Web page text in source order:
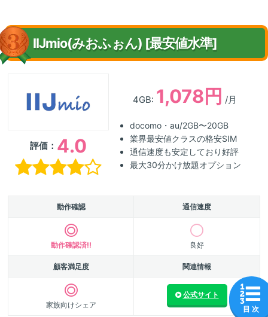
IIJmio(みおふぉん) [最安値水準]
評価： 4.0
4GB: 1,078円 /月
docomo・au/2GB〜20GB
業界最安値クラスの格安SIM
通信速度も安定しており好評
最大30分かけ放題オプション
動作確認 通信速度
動作確認済!! 良好
顧客満足度 関連情報
家族向けシェア
公式サイト
目 次